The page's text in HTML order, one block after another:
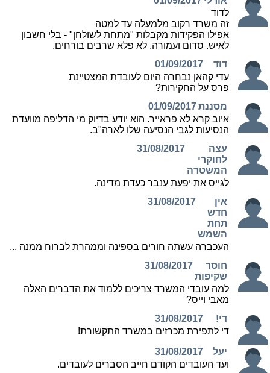
לדוד
זה משרד רקוב מלמעלה עד למטה
אפילו הפקידות מקבלות "מתחת לשולחן" - בלי חשבון
לאיש. סדום ועמורה. לא פלא שרבים בורחים.
דוד
01/09/2017
עדי קהאן נבחרה היום לעובדת המצטיינת
פרס על החקירות?
מסננת01/09/2017
איוב קרא לא פראייר. הוא יודע בדיוק מי הדליפה מוועדת
הנסיעות לגבי הנסיעה שלו לארה"ב.
עצה
לחוקרי
המשטרה
31/08/2017
לגייס את יפעת ענבר כעדת מדינה.
אין
חדש
תחת
השמש
31/08/2017
העכברה עשתה חורים בספינה וממהרת לברוח ממנה ...
חוסר
שקיפות
31/08/2017
למה עובדי המשרד צריכים ללמוד את הדברים האלה
מאבי וייס?
די!
31/08/2017
די לתפירת מכרזים במשרד התקשורת!
יעל
31/08/2017
ועד העובדים הקודם חייב הסברים לעובדים.